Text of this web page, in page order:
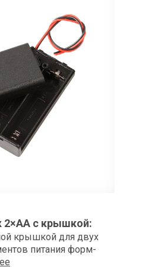
2×АA с крышкой:
крышкой для двух
питания форм-